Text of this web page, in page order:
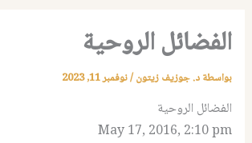
الفضائل الروحية
بواسطةد. جوزيف زيتون/نوفمبر 11, 2023
الفضائل الروحية
May 17, 2016, 2:10 pm